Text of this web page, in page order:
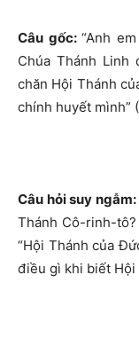
Câu gốc:“Anh
Chúa Thánh
chăn Hội Thánh
chính huyết mình”
Câu hỏi suy ngẫm:
Thánh Cô-rinh-
“Hội Thánh của
điều gì khi biết Hội